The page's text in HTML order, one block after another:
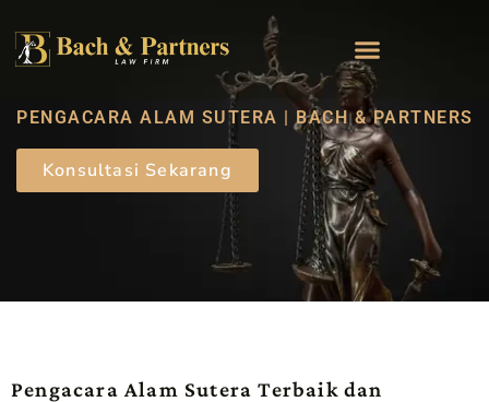
PENGACARA ALAM SUTERA | BACH & PARTNERS
Konsultasi Sekarang
Pengacara Alam Sutera Terbaik dan